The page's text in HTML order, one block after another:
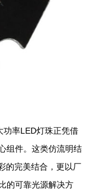
功率LED灯珠正凭借
组件。这类仿流明结
的完美结合，更以厂
的可靠光源解决方